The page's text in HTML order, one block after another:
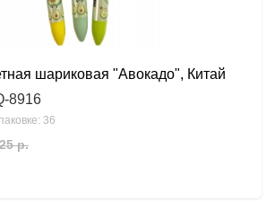
шариковая "Авокадо", Китай
8916
36
р.